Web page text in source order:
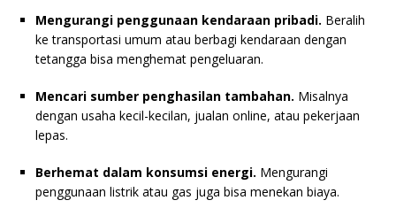
Mengurangi penggunaan kendaraan pribadi. Beralih
ke transportasi umum atau berbagi kendaraan dengan
tetangga bisa menghemat pengeluaran.
Mencari sumber penghasilan tambahan. Misalnya
dengan usaha kecil-kecilan, jualan online, atau pekerjaan
lepas.
Berhemat dalam konsumsi energi. Mengurangi
penggunaan listrik atau gas juga bisa menekan biaya.